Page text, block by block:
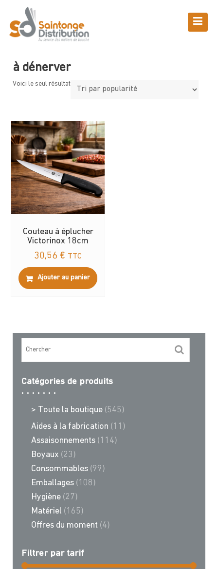
content
Boutique
à dénerver
Voici le seul résultat
Couteau à éplucher
Victorinox 18cm
30,56 € TTC
Ajouter au panier
Catégories de produits
> Toute la boutique (545)
Aides à la fabrication (11)
Assaisonnements (114)
Boyaux (23)
Consommables (99)
Emballages (108)
Hygiène (27)
Matériel (165)
Offres du moment (4)
Filtrer par tarif